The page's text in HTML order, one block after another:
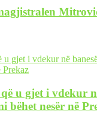
u gjet i vdekur
bëhet nesër në